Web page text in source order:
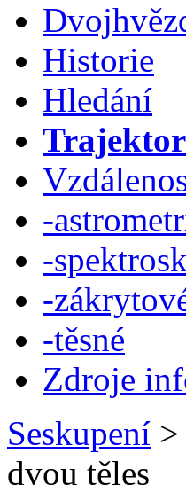
Historie
Hledání
-
-
-
-těsné
Zdroje
Seskupení >
dvou těles